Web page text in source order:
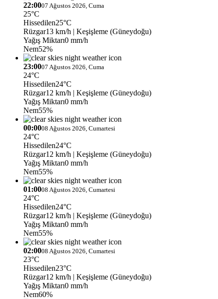
22:0007 Ağustos 2026, Cuma
25°C
Hissedilen25°C
Rüzgar13 km/h | Keşişleme (Güneydoğu)
Yağış Miktarı0 mm/h
Nem52%
23:0007 Ağustos 2026, Cuma
24°C
Hissedilen24°C
Rüzgar12 km/h | Keşişleme (Güneydoğu)
Yağış Miktarı0 mm/h
Nem55%
00:0008 Ağustos 2026, Cumartesi
24°C
Hissedilen24°C
Rüzgar12 km/h | Keşişleme (Güneydoğu)
Yağış Miktarı0 mm/h
Nem55%
01:0008 Ağustos 2026, Cumartesi
24°C
Hissedilen24°C
Rüzgar12 km/h | Keşişleme (Güneydoğu)
Yağış Miktarı0 mm/h
Nem55%
02:0008 Ağustos 2026, Cumartesi
23°C
Hissedilen23°C
Rüzgar12 km/h | Keşişleme (Güneydoğu)
Yağış Miktarı0 mm/h
Nem60%